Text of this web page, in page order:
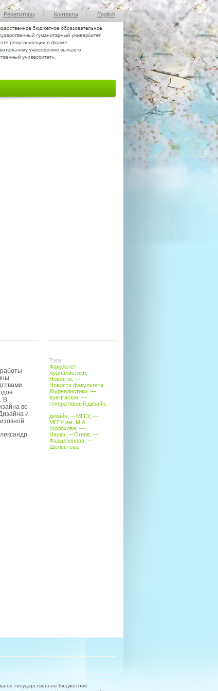
Репетиторы Контакты English
Тэги:
Факультет
журналистики, —
Новости, —
Новости факультета
Журналистики, —
eye-tracker, —
генеративный дизайн,
—
дизайн, —МГГУ, —
МГГУ им. М.А.
Шолохова, —
Наука, —Огнев, —
Фазылзянова, —
Шелестова
В
во
и
государственное бюджетное